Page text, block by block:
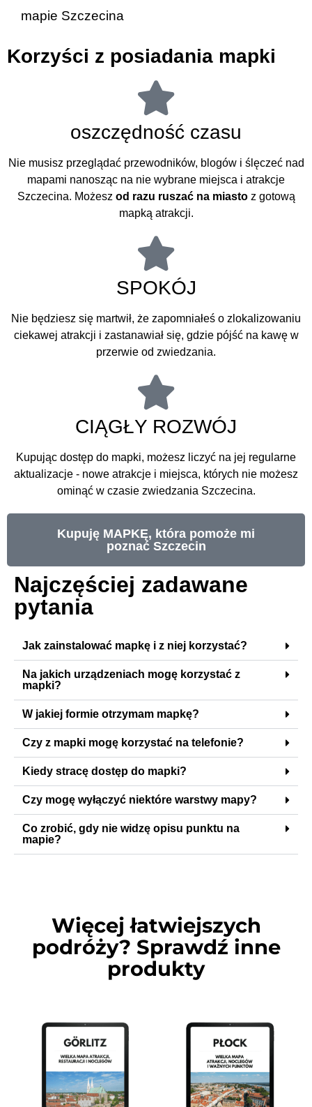
mapie Szczecina
Korzyści z posiadania mapki
oszczędność czasu
Nie musisz przeglądać przewodników, blogów i ślęczeć nad
mapami nanosząc na nie wybrane miejsca i atrakcje
Szczecina. Możesz od razu ruszać na miastoz gotową
mapką atrakcji.
SPOKÓJ
Nie będziesz się martwił, że zapomniałeś o zlokalizowaniu
ciekawej atrakcji i zastanawiał się, gdzie pójść na kawę w
przerwie od zwiedzania.
CIĄGŁY ROZWÓJ
Kupując dostęp do mapki, możesz liczyć na jej regularne
aktualizacje - nowe atrakcje i miejsca, których nie możesz
ominąć w czasie zwiedzania Szczecina.
Kupuję MAPKĘ, która pomoże mi
poznać Szczecin
Najczęściej zadawane
pytania
Jak zainstalować mapkę i z niej korzystać?
Na jakich urządzeniach mogę korzystać z
mapki?
W jakiej formie otrzymam mapkę?
Czy z mapki mogę korzystać na telefonie?
Kiedy stracę dostęp do mapki?
Czy mogę wyłączyć niektóre warstwy mapy?
Co zrobić, gdy nie widzę opisu punktu na
mapie?
Więcej łatwiejszych
podróży? Sprawdź inne
produkty